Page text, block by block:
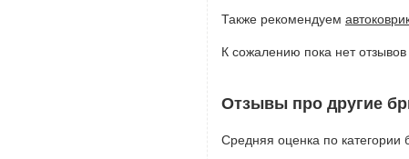
Также рекомендуем
К сожалению пока нет
Отзывы про другие
Средняя оценка по категории